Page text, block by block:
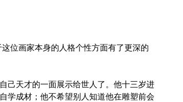
位画家本身的人格个性方面有了更深的
己天才的一面展示给世人了。他十三岁进
学成材；他不希望别人知道他在雕塑前会